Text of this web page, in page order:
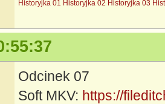
Historyjka 01 Historyjka 02 Historyjka 03
Odcinek 07
Soft MKV: https://